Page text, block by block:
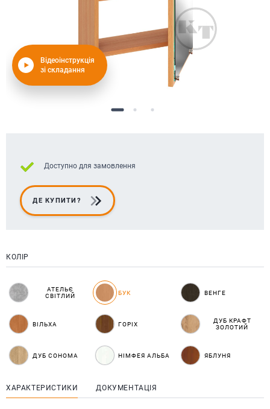
Відеоінструкція
зі складання
Доступно для замовлення
ДЕ КУПИТИ?
КОЛІР
АТЕЛЬЄ
СВІТЛИЙ
БУК ВЕНГЕ
ВІЛЬХА ГОРІХ
ДУБ КРАФТ
ЗОЛОТИЙ
ДУБ СОНОМА НІМФЕЯ АЛЬБА ЯБЛУНЯ
ХАРАКТЕРИСТИКИ ДОКУМЕНТАЦІЯ